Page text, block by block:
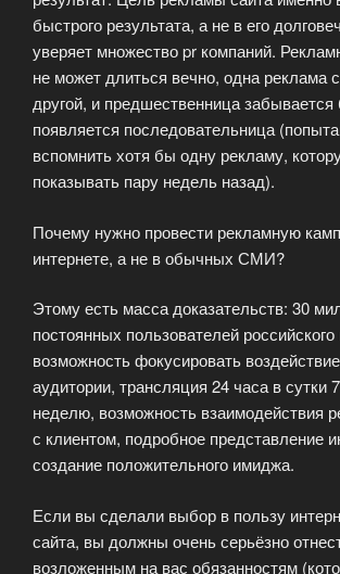
быстрого результата, а не в его
уверяет множество pr компаний.
не может длиться вечно, одна реклама
другой, и предшественница
появляется последовательница
вспомнить хотя бы одну рекламу,
показывать пару недель назад).
Почему нужно провести рекламную
интернете, а не в обычных СМИ?
Этому есть масса доказательств: 30
постоянных пользователей российского
возможность фокусировать
аудитории, трансляция 24 часа в сутки
неделю, возможность взаимодействия
с клиентом, подробное представление
создание положительного имиджа.
Если вы сделали выбор в пользу
сайта, вы должны очень серьёзно
возложенным на вас обязанностям